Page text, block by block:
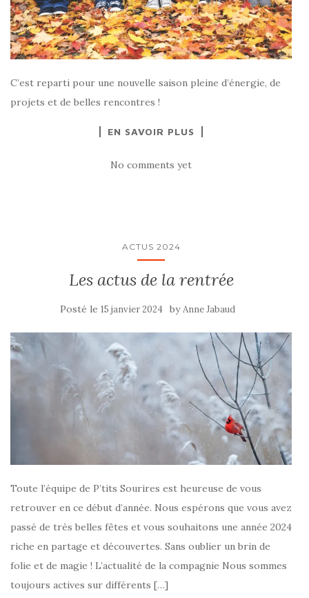
C’est reparti pour une nouvelle saison pleine d’énergie, de
projets et de belles rencontres !
EN SAVOIR PLUS
No comments yet
ACTUS 2024
Les actus de la rentrée
Posté le 15 janvier 2024 byAnne Jabaud
Toute l’équipe de P’tits Sourires est heureuse de vous
retrouver en ce début d’année. Nous espérons que vous avez
passé de très belles fêtes et vous souhaitons une année 2024
riche en partage et découvertes. Sans oublier un brin de
folie et de magie ! L’actualité de la compagnie Nous sommes
toujours actives sur différents […]